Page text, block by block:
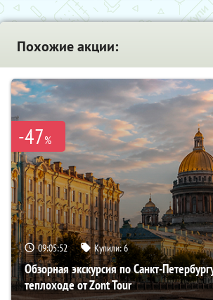
Похожие акции:
-47%
09:05:51 Купили:6
Обзорная экскурсия по Санкт-
теплоходе от Zont Tour